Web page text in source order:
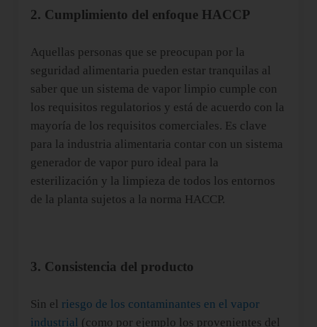
2. Cumplimiento del enfoque HACCP
Aquellas personas que se preocupan por la
seguridad alimentaria pueden estar tranquilas al
saber que un sistema de vapor limpio cumple con
los requisitos regulatorios y está de acuerdo con la
mayoría de los requisitos comerciales. Es clave
para la industria alimentaria contar con un sistema
generador de vapor puro ideal para la
esterilización y la limpieza de todos los entornos
de la planta sujetos a la norma HACCP.
3. Consistencia del producto
Sin el riesgo de los contaminantes en el vapor
industrial (como por ejemplo los provenientes del